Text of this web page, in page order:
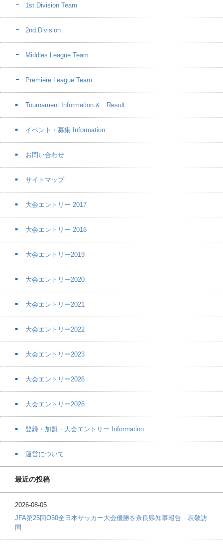
1st.Division Team
2nd.Division
Middles League Team
Premiere League Team
Tournament Information & Result
イベント・募集 Information
お問い合わせ
サイトマップ
大会エントリー 2017
大会エントリー 2018
大会エントリー2019
大会エントリー2020
大会エントリー2021
大会エントリー2022
大会エントリー2023
大会エントリー2026
大会エントリー2026
登録・加盟・大会エントリー Information
運営について
最近の投稿
2026-08-05
JFA第25回O50全日本サッカー大会優勝を奈良県知事報告 表敬訪
問